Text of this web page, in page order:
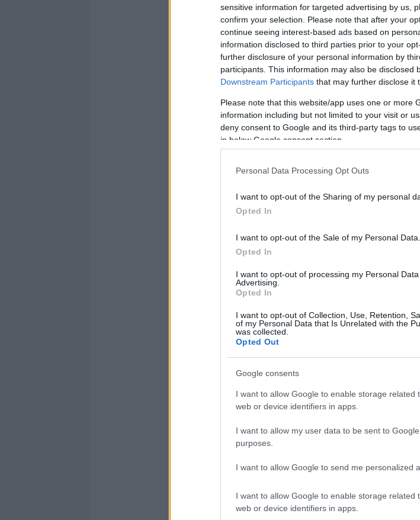
sensitive information for targeted advertising by us,
confirm your selection. Please note that after your
continue seeing interest-based ads based on
information disclosed to third parties prior to your
further disclosure of your personal information by
participants. This information may also be disclosed
Downstream Participants that may further disclose it
Please note that this website/app uses one or more
information including but not limited to your visit or
deny consent to Google and its third-party tags to
in below Google consent section.
Personal Data Processing Opt Outs
I want to opt-out of the Sharing of my personal
Opted In
I want to opt-out of the Sale of my Personal Data.
Opted In
I want to opt-out of processing my Personal
Advertising.
Opted In
I want to opt-out of Collection, Use, Retention,
of my Personal Data that Is Unrelated with the
was collected.
Opted Out
Google consents
I want to allow Google to enable storage related
web or device identifiers in apps.
I want to allow my user data to be sent to
purposes.
I want to allow Google to send me personalized
I want to allow Google to enable storage related
web or device identifiers in apps.